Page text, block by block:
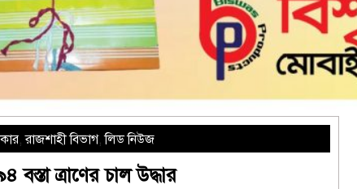
,রাজশাহী বিভাগ,লিড নিউজ
ত্রাণের চাল উদ্ধার